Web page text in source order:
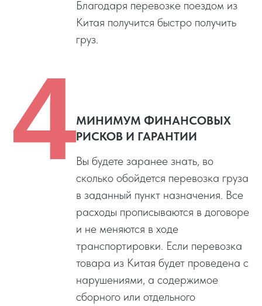
Благодаря перевозке поездом из
Китая получится быстро получить
груз.
МИНИМУМ ФИНАНСОВЫХ
РИСКОВ И ГАРАНТИИ
Вы будете заранее знать, во
сколько обойдется перевозка груза
в заданный пункт назначения. Все
расходы прописываются в договоре
и не меняются в ходе
транспортировки. Если перевозка
товара из Китая будет проведена с
нарушениями, а содержимое
сборного или отдельного
4